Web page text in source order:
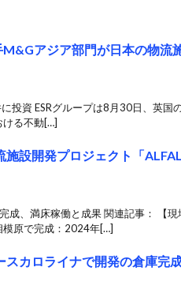
M&Gアジア部門が日本の物流
投資 ESRグループは8月30日、英
ける不動[…]
施設開発プロジェクト「
成、満床稼働と成果 関連記事： 【
模原で完成：2024年[…]
スカロライナで開発の倉庫完